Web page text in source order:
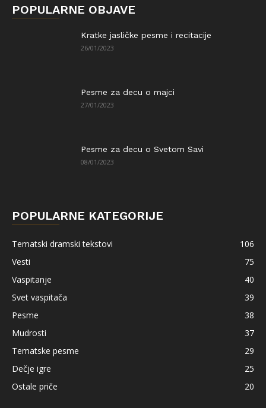
POPULARNE OBJAVE
Kratke jasličke pesme i recitacije
26/01/2023
Pesme za decu o majci
27/01/2023
Pesme za decu o Svetom Savi
08/01/2023
POPULARNE KATEGORIJE
Tematski dramski tekstovi
106
Vesti
75
Vaspitanje
40
Svet vaspitača
39
Pesme
38
Mudrosti
37
Tematske pesme
29
Dečje igre
25
Ostale priče
20